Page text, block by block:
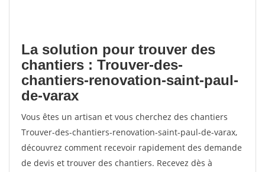
La solution pour trouver des
chantiers : Trouver-des-
chantiers-renovation-saint-paul-
de-varax
Vous êtes un artisan et vous cherchez des chantiers
Trouver-des-chantiers-renovation-saint-paul-de-varax,
découvrez comment recevoir rapidement des demande
de devis et trouver des chantiers. Recevez dès à